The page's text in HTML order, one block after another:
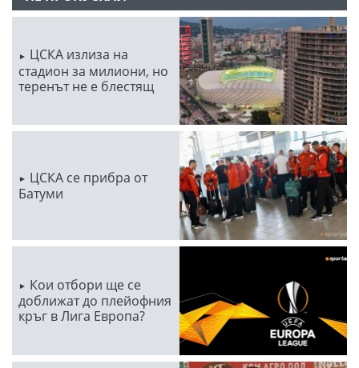
ЦСКА излиза на
стадион за милиони, но
теренът не е блестящ
ЦСКА се прибра от
Батуми
Кои отбори ще се
доближат до плейофния
кръг в Лига Европа?